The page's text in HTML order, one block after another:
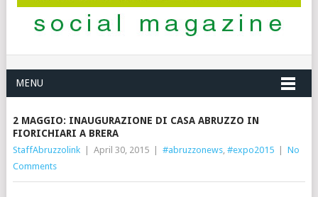
MENU
2 MAGGIO: INAUGURAZIONE DI CASA ABRUZZO IN
FIORICHIARI A BRERA
StaffAbruzzolink April 30, 2015 #abruzzonews, #expo2015
No
Comments